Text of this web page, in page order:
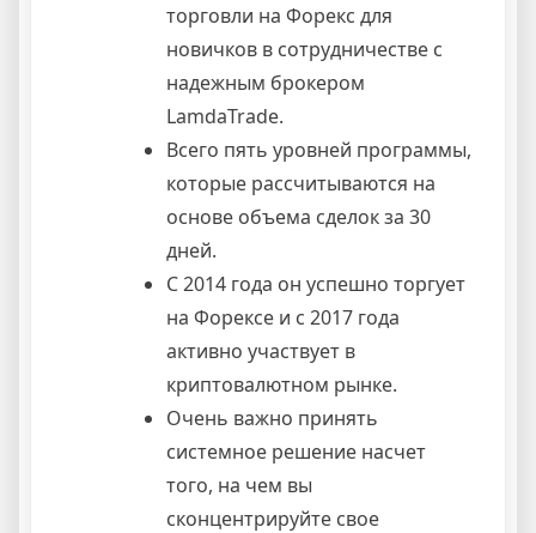
торговли на Форекс для
новичков в сотрудничестве с
надежным брокером
LamdaTrade.
Всего пять уровней программы,
которые рассчитываются на
основе объема сделок за 30
дней.
С 2014 года он успешно торгует
на Форексе и с 2017 года
активно участвует в
криптовалютном рынке.
Очень важно принять
системное решение насчет
того, на чем вы
сконцентрируйте свое